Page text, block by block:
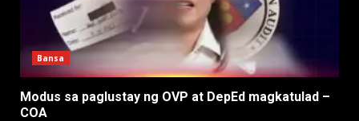
Bansa
Modus sa paglustay ng OVP at DepEd magkatulad –
COA